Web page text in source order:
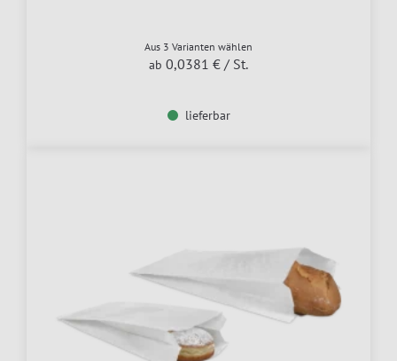
Aus 3 Varianten wählen
ab 0,0381 € / St.
lieferbar